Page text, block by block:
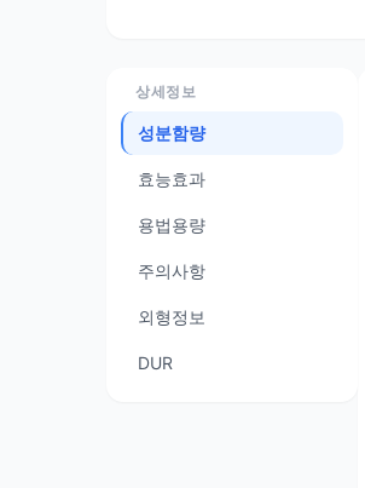
상세정보
성분함량
효능효과
용법용량
주의사항
외형정보
DUR